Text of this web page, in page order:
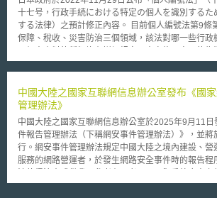
以作為日後面臨爭訟時之證據。 本文同步刊登於TIPS網站
（https://www.tips.org.tw）
「Broccoli Obama」於冷凍蔬菜，冰淇淋公司Ben
Pecan」，甚至有出版業者提出「Obamaland」之
如此，Benelux Office for Intellectual Property
「Obama」雜誌、音樂及「Obama」花卉種籽。目
的權利，並且尊重人民使用的權力，必竟歐巴馬是大
十七号，行政手続における特定の個人を識別するた
する法律）之預計修正內容。 目前個人編號法第9條第2項主要限定於社會
保障、稅收、災害防治三個領域，該法對哪一些行政
大，除了前揭所提三個領域外，將再包括國家資格管
用途與增加運用彈性，此次修法重點之一在於擴大該
人編號（My Number）提供限制中，第17款關於其他
（基於國會立法授權，而由行政部門所頒訂，具有
法規命令位階），讓政府及相關機關能在有需要時即
以迅速、彈性地對應外在情況。 本案若經國會審議通過後，細節部分還需
約時二年修改作業系統，最快預定令和7年（2025年
中國大陸之國家互聯網信息辦公室發布《國
管理辦法》
中國大陸之國家互聯網信息辦公室於2025年9月11
件報告管理辦法（下稱網安事件管理辦法）》，並
行。網安事件管理辦法規定中國大陸之境內建設、營
服務的網路營運者，於發生網路安全事件時的報告程序。 網安事件管
務：該辦法第5條要求網路營運者應當以契約等形式